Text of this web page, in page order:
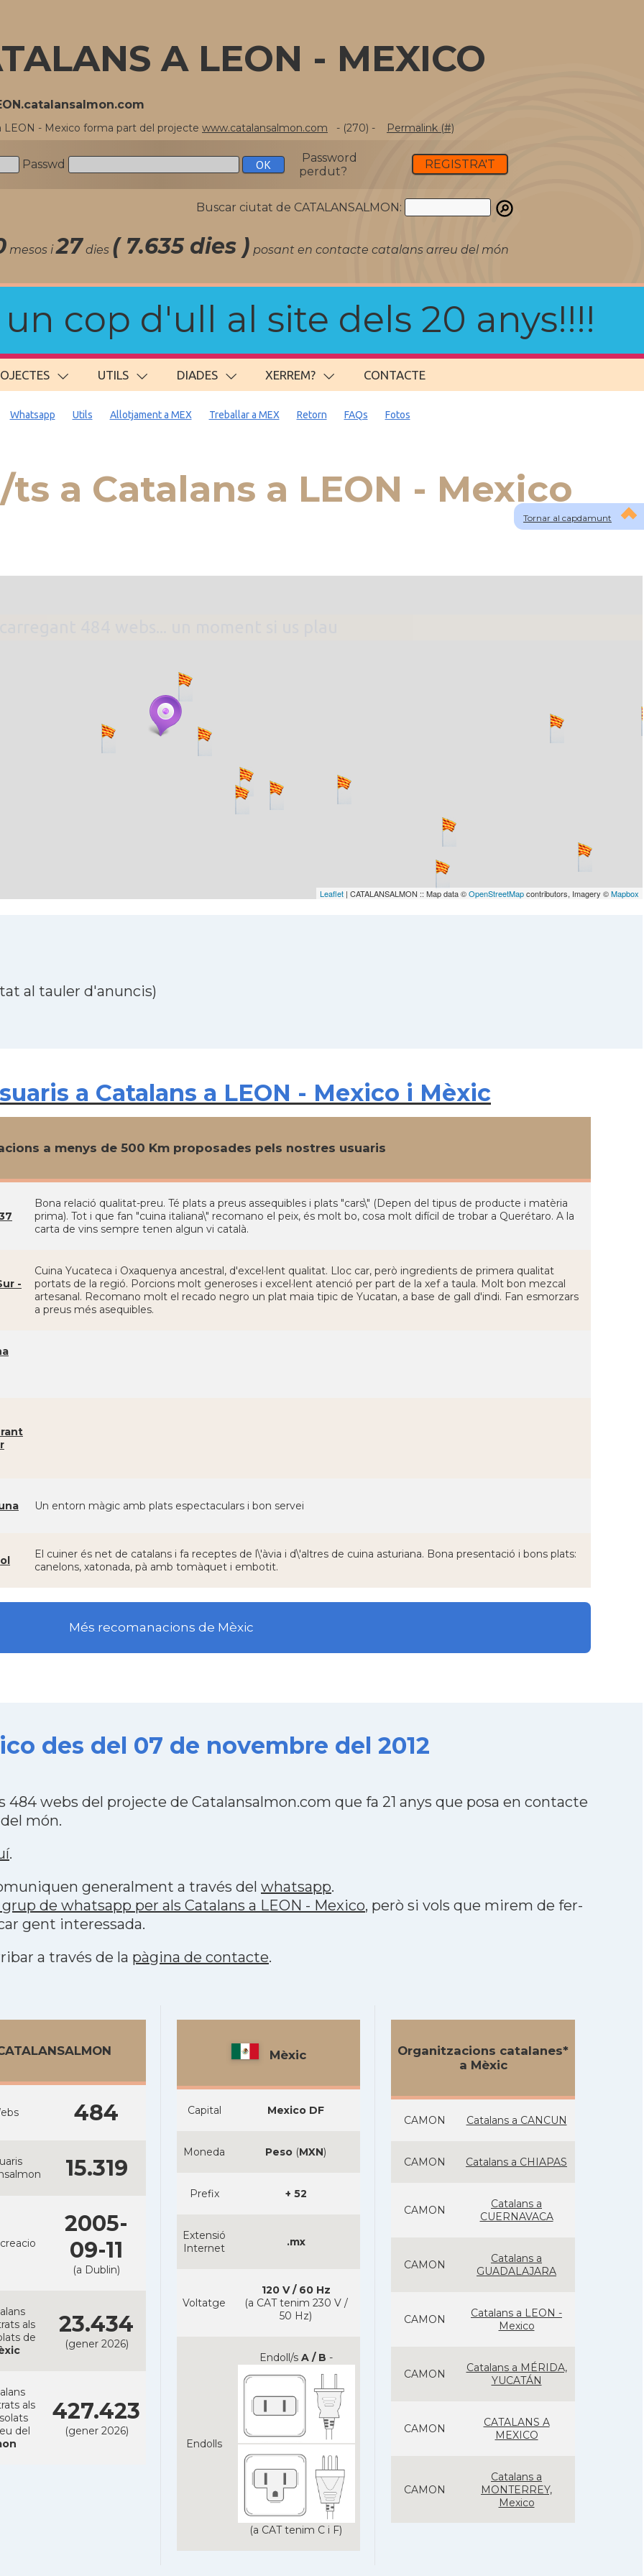
A LEON - MEXICO
LEON - Mexico forma part del projecte www.catalansalmon.com - (270) - Permalink (#)
Passwd
Password
perdut?
REGISTRA'T
Buscar ciutat de CATALANSALMON:
mesos i27 dies ( 7.635 dies ) posant en contacte catalans arreu del món
cop d'ull al site dels 20 anys!!!!
UTILS DIADES XERREM? CONTACTE
Tornar al capdamunt
Whatsapp Utils Allotjament a MEX Treballar a MEX Retorn FAQs Fotos
a Catalans a LEON - Mexico
Leaflet | CATALANSALMON :: Map data ©OpenStreetMapcontributors, Imagery ©Mapbox
al tauler d'anuncis)
a Catalans a LEON - Mexico i Mèxic
a menys de 500 Km proposades pels nostres usuaris
Bona relació qualitat-preu. Té plats a preus assequibles i plats "cars\" (Depen del tipus de producte i matèria
prima). Tot i que fan "cuina italiana\" recomano el peix, és molt bo, cosa molt difícil de trobar a Querétaro. A la
carta de vins sempre tenen algun vi català.
-
Cuina Yucateca i Oxaquenya ancestral, d'excel·lent qualitat. Lloc car, però ingredients de primera qualitat
portats de la regió. Porcions molt generoses i excel·lent atenció per part de la xef a taula. Molt bon mezcal
artesanal. Recomano molt el recado negro un plat maia tipic de Yucatan, a base de gall d'indi. Fan esmorzars
a preus més asequibles.
Un entorn màgic amb plats espectaculars i bon servei
El cuiner és net de catalans i fa receptes de l\'àvia i d\'altres de cuina asturiana. Bona presentació i bons plats:
canelons, xatonada, pà amb tomàquet i embotit.
Més recomanacions de Mèxic
des del 07 de novembre del 2012
484 webs del projecte de Catalansalmon.com que fa 21 anys que posa en contacte
món.
.
generalment a través del whatsapp.
de whatsapp per als Catalans a LEON - Mexico, però si vols que mirem de fer-
gent interessada.
a través de la pàgina de contacte.
484
15.319
2005-
09-11
(a Dublin)
als
de
23.434
(gener 2026)
als
del
427.423
(gener 2026)
Mèxic
Capital Mexico DF
Moneda Peso (MXN)
Prefix + 52
Extensió
Internet
.mx
Voltatge
120 V / 60 Hz
(a CAT tenim 230 V /
50 Hz)
Endolls
Endoll/s A / B -
(a CAT tenim C i F)
Organitzacions catalanes*
a Mèxic
CAMON Catalans a CANCUN
CAMON Catalans a CHIAPAS
CAMON
Catalans a
CUERNAVACA
CAMON
Catalans a
GUADALAJARA
CAMON
Catalans a LEON -
Mexico
CAMON
Catalans a MÉRIDA,
YUCATÁN
CAMON
CATALANS A
MEXICO
CAMON
Catalans a
MONTERREY,
Mexico